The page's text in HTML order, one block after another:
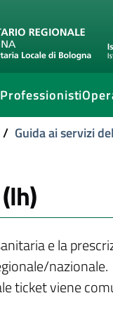
Professionisti
/ Guida ai servizi
e la
nazionale.
ticket viene